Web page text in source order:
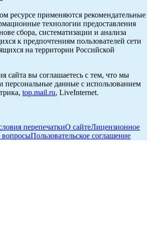
ресурсе применяются рекомендательные
технологии предоставления
сбора, систематизации и анализа
к предпочтениям пользователей сети
на территории Российской
сайта вы соглашаетесь с тем, что мы
персональные данные с использованием
top.mail.ru, LiveInternet.
перепечаткиО сайтеЛицензионное
вопросыПользовательское соглашение